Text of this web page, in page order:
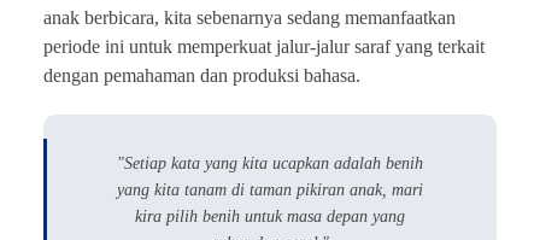
anak berbicara, kita sebenarnya sedang memanfaatkan
periode ini untuk memperkuat jalur-jalur saraf yang terkait
dengan pemahaman dan produksi bahasa.
"Setiap kata yang kita ucapkan adalah benih
yang kita tanam di taman pikiran anak, mari
kira pilih benih untuk masa depan yang